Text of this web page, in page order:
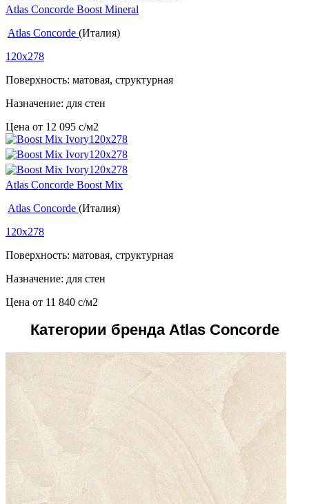
Atlas Concorde Boost Mineral
Atlas Concorde (Италия)
120x278
Поверхность: матовая, структурная
Назначение: для стен
Цена от 12 095 c/м2
Atlas Concorde Boost Mix
Atlas Concorde (Италия)
120x278
Поверхность: матовая, структурная
Назначение: для стен
Цена от 11 840 c/м2
Категории бренда Atlas Concorde